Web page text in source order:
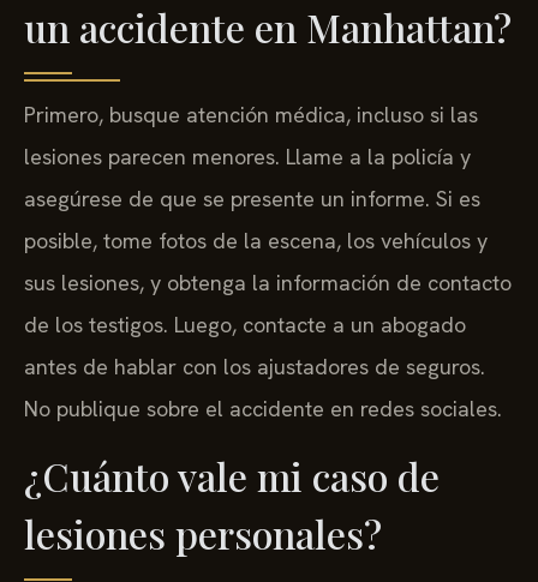
un accidente en Manhattan?
Primero, busque atención médica, incluso si las
lesiones parecen menores. Llame a la policía y
asegúrese de que se presente un informe. Si es
posible, tome fotos de la escena, los vehículos y
sus lesiones, y obtenga la información de contacto
de los testigos. Luego, contacte a un abogado
antes de hablar con los ajustadores de seguros.
No publique sobre el accidente en redes sociales.
¿Cuánto vale mi caso de
lesiones personales?